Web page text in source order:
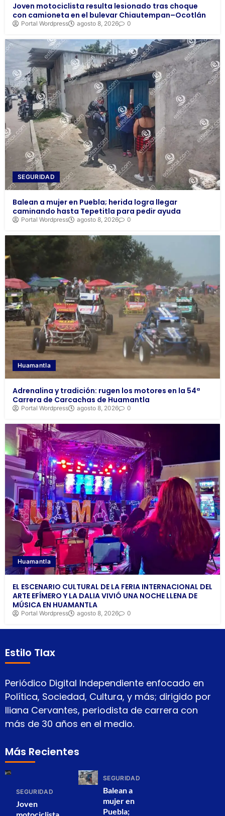
Joven motociclista resulta lesionado tras choque
con camioneta en el bulevar Chiautempan–Ocotlán
Portal Wordpress agosto 8, 2026 0
SEGURIDAD
Balean a mujer en Puebla; herida logra llegar
caminando hasta Tepetitla para pedir ayuda
Portal Wordpress agosto 8, 2026 0
Huamantla
Adrenalina y tradición: rugen los motores en la 54ª
Carrera de Carcachas de Huamantla
Portal Wordpress agosto 8, 2026 0
Huamantla
EL ESCENARIO CULTURAL DE LA FERIA INTERNACIONAL DEL
ARTE EFÍMERO Y LA DALIA VIVIÓ UNA NOCHE LLENA DE
MÚSICA EN HUAMANTLA
Portal Wordpress agosto 8, 2026 0
Estilo Tlax
Periódico Digital Independiente enfocado en
Política, Sociedad, Cultura, y más; dirigido por
Iliana Cervantes, periodista de carrera con
más de 30 años en el medio.
Más Recientes
SEGURIDAD
Joven
motociclista
SEGURIDAD
Balean a
mujer en
Puebla;